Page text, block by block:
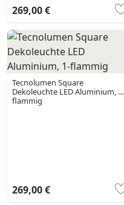
269,00 €
Tecnolumen Square
Dekoleuchte LED Aluminium, 1-
flammig
269,00 €